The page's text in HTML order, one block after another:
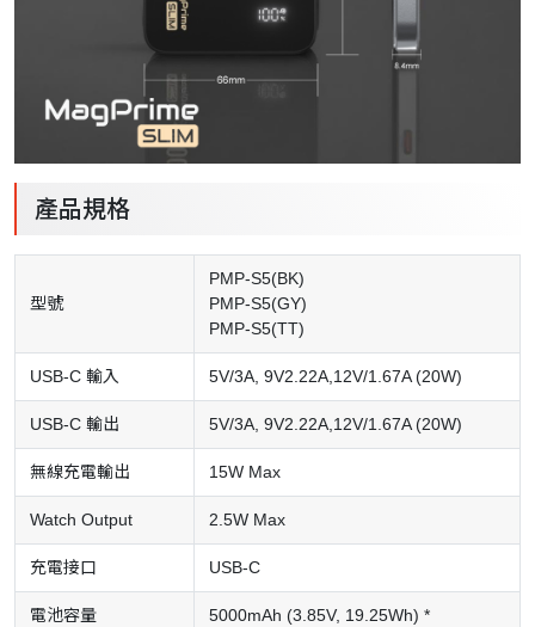
產品規格
型號
PMP-S5(BK)
PMP-S5(GY)
PMP-S5(TT)
USB-C 輸入 5V/3A, 9V2.22A,12V/1.67A (20W)
USB-C 輸出 5V/3A, 9V2.22A,12V/1.67A (20W)
無線充電輸出 15W Max
Watch Output 2.5W Max
充電接口 USB-C
電池容量 5000mAh (3.85V, 19.25Wh) *